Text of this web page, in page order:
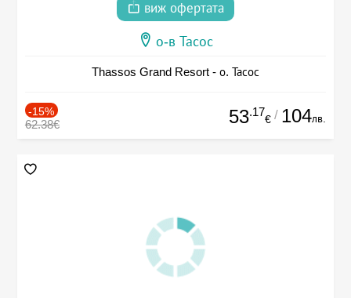
виж офертата
о-в Тасос
Thassos Grand Resort - о. Тасос
-15%
62.38€ 53.17
€ / 104лв.